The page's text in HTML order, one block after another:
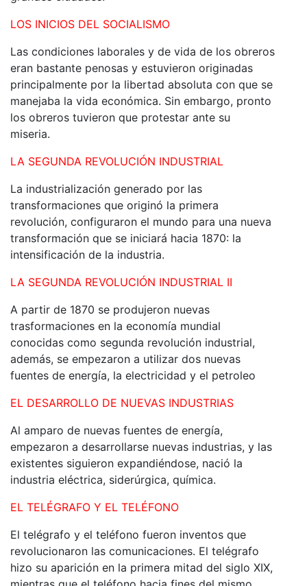
LOS INICIOS DEL SOCIALISMO
Las condiciones laborales y de vida de los obreros
eran bastante penosas y estuvieron originadas
principalmente por la libertad absoluta con que se
manejaba la vida económica. Sin embargo, pronto
los obreros tuvieron que protestar ante su
miseria.
LA SEGUNDA REVOLUCIÓN INDUSTRIAL
La industrialización generado por las
transformaciones que originó la primera
revolución, configuraron el mundo para una nueva
transformación que se iniciará hacia 1870: la
intensificación de la industria.
LA SEGUNDA REVOLUCIÓN INDUSTRIAL II
A partir de 1870 se produjeron nuevas
trasformaciones en la economía mundial
conocidas como segunda revolución industrial,
además, se empezaron a utilizar dos nuevas
fuentes de energía, la electricidad y el petroleo
EL DESARROLLO DE NUEVAS INDUSTRIAS
Al amparo de nuevas fuentes de energía,
empezaron a desarrollarse nuevas industrias, y las
existentes siguieron expandiéndose, nació la
industria eléctrica, siderúrgica, química.
EL TELÉGRAFO Y EL TELÉFONO
El telégrafo y el teléfono fueron inventos que
revolucionaron las comunicaciones. El telégrafo
hizo su aparición en la primera mitad del siglo XIX,